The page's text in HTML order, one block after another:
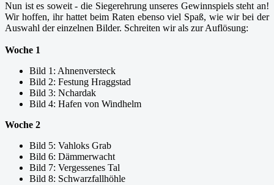
Nun ist es soweit - die Siegerehrung unseres Gewinnspiels steht an!
Wir hoffen, ihr hattet beim Raten ebenso viel Spaß, wie wir bei der
Auswahl der einzelnen Bilder. Schreiten wir als zur Auflösung:
Woche 1
Bild 1: Ahnenversteck
Bild 2: Festung Hraggstad
Bild 3: Nchardak
Bild 4: Hafen von Windhelm
Woche 2
Bild 5: Vahloks Grab
Bild 6: Dämmerwacht
Bild 7: Vergessenes Tal
Bild 8: Schwarzfallhöhle